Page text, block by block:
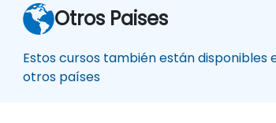
Otros Paises
Estos cursos también están disponibles
otros países